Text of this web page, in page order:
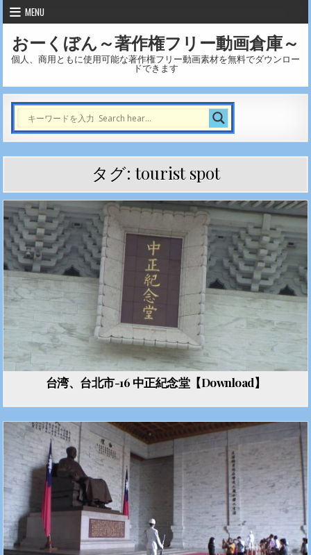
Skip to content
MENU
おーくぼん～著作権フリー動画倉庫～
個人、商用ともに使用可能な著作権フリー動画素材を無料でダウンロー
ドできます
タグ:tourist spot
台湾、台北市-16 中正紀念堂【Download】